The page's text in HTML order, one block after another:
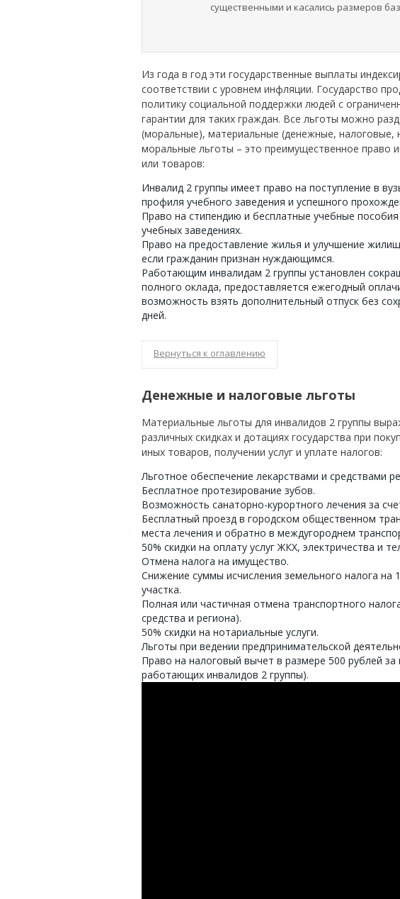
существенными и касались размеров
Из года в год эти государственные выплаты
соответствии с уровнем инфляции. Государство
политику социальной поддержки людей с
гарантии для таких граждан. Все льготы можно
(моральные), материальные (денежные, налоговые,
моральные льготы – это преимущественное право
или товаров:
Инвалид 2 группы имеет право на поступление в
профиля учебного заведения и успешного
Право на стипендию и бесплатные учебные
учебных заведениях.
Право на предоставление жилья и улучшение
если гражданин признан нуждающимся.
Работающим инвалидам 2 группы установлен
полного оклада, предоставляется ежегодный
возможность взять дополнительный отпуск без
дней.
Вернуться к оглавлению
Денежные и налоговые льготы
Материальные льготы для инвалидов 2 группы
различных скидках и дотациях государства при
иных товаров, получении услуг и уплате налогов:
Льготное обеспечение лекарствами и средствами
Бесплатное протезирование зубов.
Возможность санаторно-курортного лечения за
Бесплатный проезд в городском общественном
места лечения и обратно в междугороднем
50% скидки на оплату услуг ЖКХ, электричества и
Отмена налога на имущество.
Снижение суммы исчисления земельного налога на
участка.
Полная или частичная отмена транспортного
средства и региона).
50% скидки на нотариальные услуги.
Льготы при ведении предпринимательской
Право на налоговый вычет в размере 500 рублей
работающих инвалидов 2 группы).